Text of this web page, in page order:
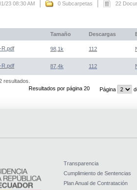
23 08:30 AM 0 Subcarpetas 22
Tamaño Descargas
R.pdf 98,1k 112
R.pdf 87,4k 112
resultados.
Resultados por página 20
Página
Transparencia
Cumplimiento de Sentencias
Plan Anual de Contratación